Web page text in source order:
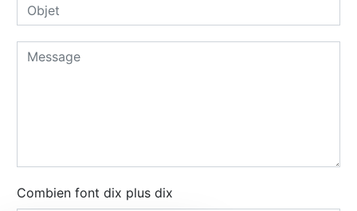
Combien font dix plus dix